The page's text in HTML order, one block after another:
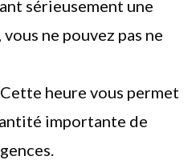
sérieusement une
vous ne pouvez pas ne
heure vous permet
importante de